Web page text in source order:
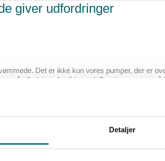
Detaljer
giver udfordringer
Det er ikke kun vores pumper, der er
afledning af spildevand. Bor du nær et